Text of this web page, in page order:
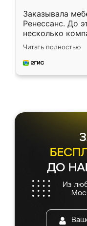
Заказывала
Ренессанс. До
несколько
эту. Сначала
приехал
и снял размеры.
мебель сразу
каких-либо
довольна, все
Читать полностью
ДО
Из